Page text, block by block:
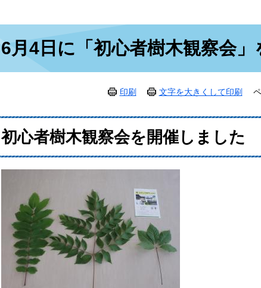
6月4日に「初心者樹木観察会
印刷 文字を大きくして印刷
初心者樹木観察会を開催しました